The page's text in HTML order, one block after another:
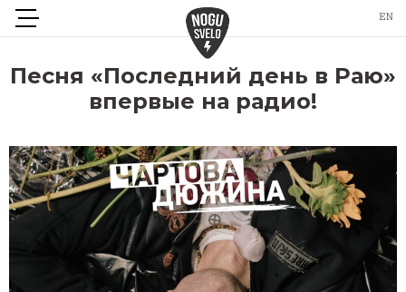
Песня «Последний день в Раю»
впервые на радио!